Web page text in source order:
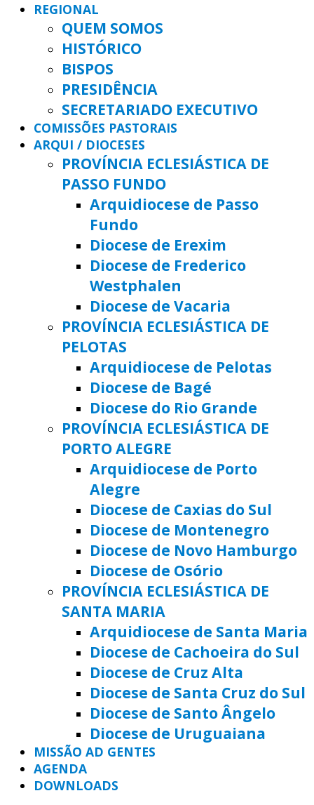
REGIONAL
QUEM SOMOS
HISTÓRICO
BISPOS
PRESIDÊNCIA
SECRETARIADO EXECUTIVO
COMISSÕES PASTORAIS
ARQUI / DIOCESES
PROVÍNCIA ECLESIÁSTICA DE
PASSO FUNDO
Arquidiocese de Passo
Fundo
Diocese de Erexim
Diocese de Frederico
Westphalen
Diocese de Vacaria
PROVÍNCIA ECLESIÁSTICA DE
PELOTAS
Arquidiocese de Pelotas
Diocese de Bagé
Diocese do Rio Grande
PROVÍNCIA ECLESIÁSTICA DE
PORTO ALEGRE
Arquidiocese de Porto
Alegre
Diocese de Caxias do Sul
Diocese de Montenegro
Diocese de Novo Hamburgo
Diocese de Osório
PROVÍNCIA ECLESIÁSTICA DE
SANTA MARIA
Arquidiocese de Santa Maria
Diocese de Cachoeira do Sul
Diocese de Cruz Alta
Diocese de Santa Cruz do Sul
Diocese de Santo Ângelo
Diocese de Uruguaiana
MISSÃO AD GENTES
AGENDA
DOWNLOADS